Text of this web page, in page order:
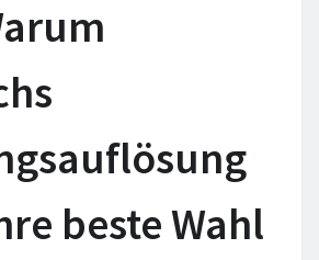
beste Wahl